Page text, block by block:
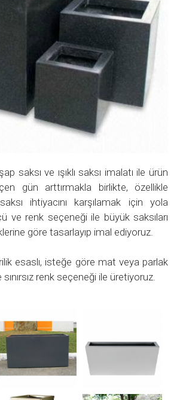
saksı ve ışıklı saksı imalatı ile ürün
gün arttırmakla birlikte, özellikle
ihtiyacını karşılamak için yola
ve renk seçeneği ile büyük saksıları
göre tasarlayıp imal ediyoruz.
esaslı, isteğe göre mat veya parlak
renk seçeneği ile üretiyoruz.